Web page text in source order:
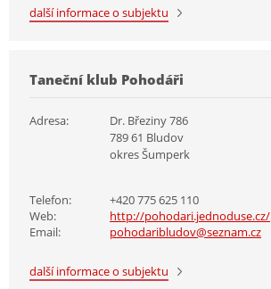
další informace o subjektu
Taneční klub Pohodáři
Adresa:
Dr. Březiny 786
789 61 Bludov
okres Šumperk
Telefon:
+420 775 625 110
Web:
http://pohodari.jednoduse.cz/
Email:
pohodaribludov@seznam.cz
další informace o subjektu